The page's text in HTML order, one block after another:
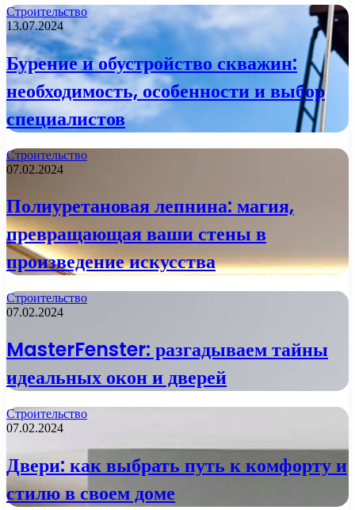
Строительство
13.07.2024
Бурение и обустройство скважин:
необходимость, особенности и выбор
специалистов
Строительство
07.02.2024
Полиуретановая лепнина: магия,
превращающая ваши стены в
произведение искусства
Строительство
07.02.2024
MasterFenster: разгадываем тайны
идеальных окон и дверей
Строительство
07.02.2024
Двери: как выбрать путь к комфорту и
стилю в своем доме